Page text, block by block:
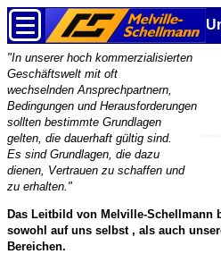
"In unserer hoch kommerzialisierten
Geschäftswelt mit oft
wechselnden Ansprechpartnern,
Bedingungen und Herausforderungen
sollten bestimmte Grundlagen
gelten, die dauerhaft gültig sind.
Es sind Grundlagen, die dazu
dienen, Vertrauen zu schaffen und
zu erhalten."
Das Leitbild von Melville-Schellmann
sowohl auf uns selbst , als auch
Bereichen.